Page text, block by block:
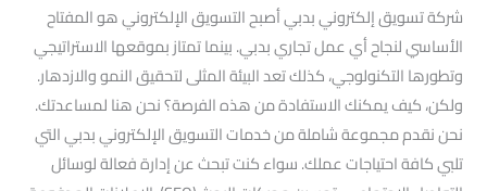
شركة تسويق إلكتروني بدبي أصبح التسويق الإلكتروني هو المفتاح
الأساسي لنجاح أي عمل تجاري بدبي. بينما تمتاز بموقعها الاستراتيجي
وتطورها التكنولوجي، كذلك تعد البيئة المثلى لتحقيق النمو والازدهار.
ولكن، كيف يمكنك الاستفادة من هذه الفرصة؟ نحن هنا لمساعدتك.
نحن نقدم مجموعة شاملة من خدمات التسويق الإلكتروني بدبي التي
تلبي كافة احتياجات عملك. سواء كنت تبحث عن إدارة فعالة لوسائل